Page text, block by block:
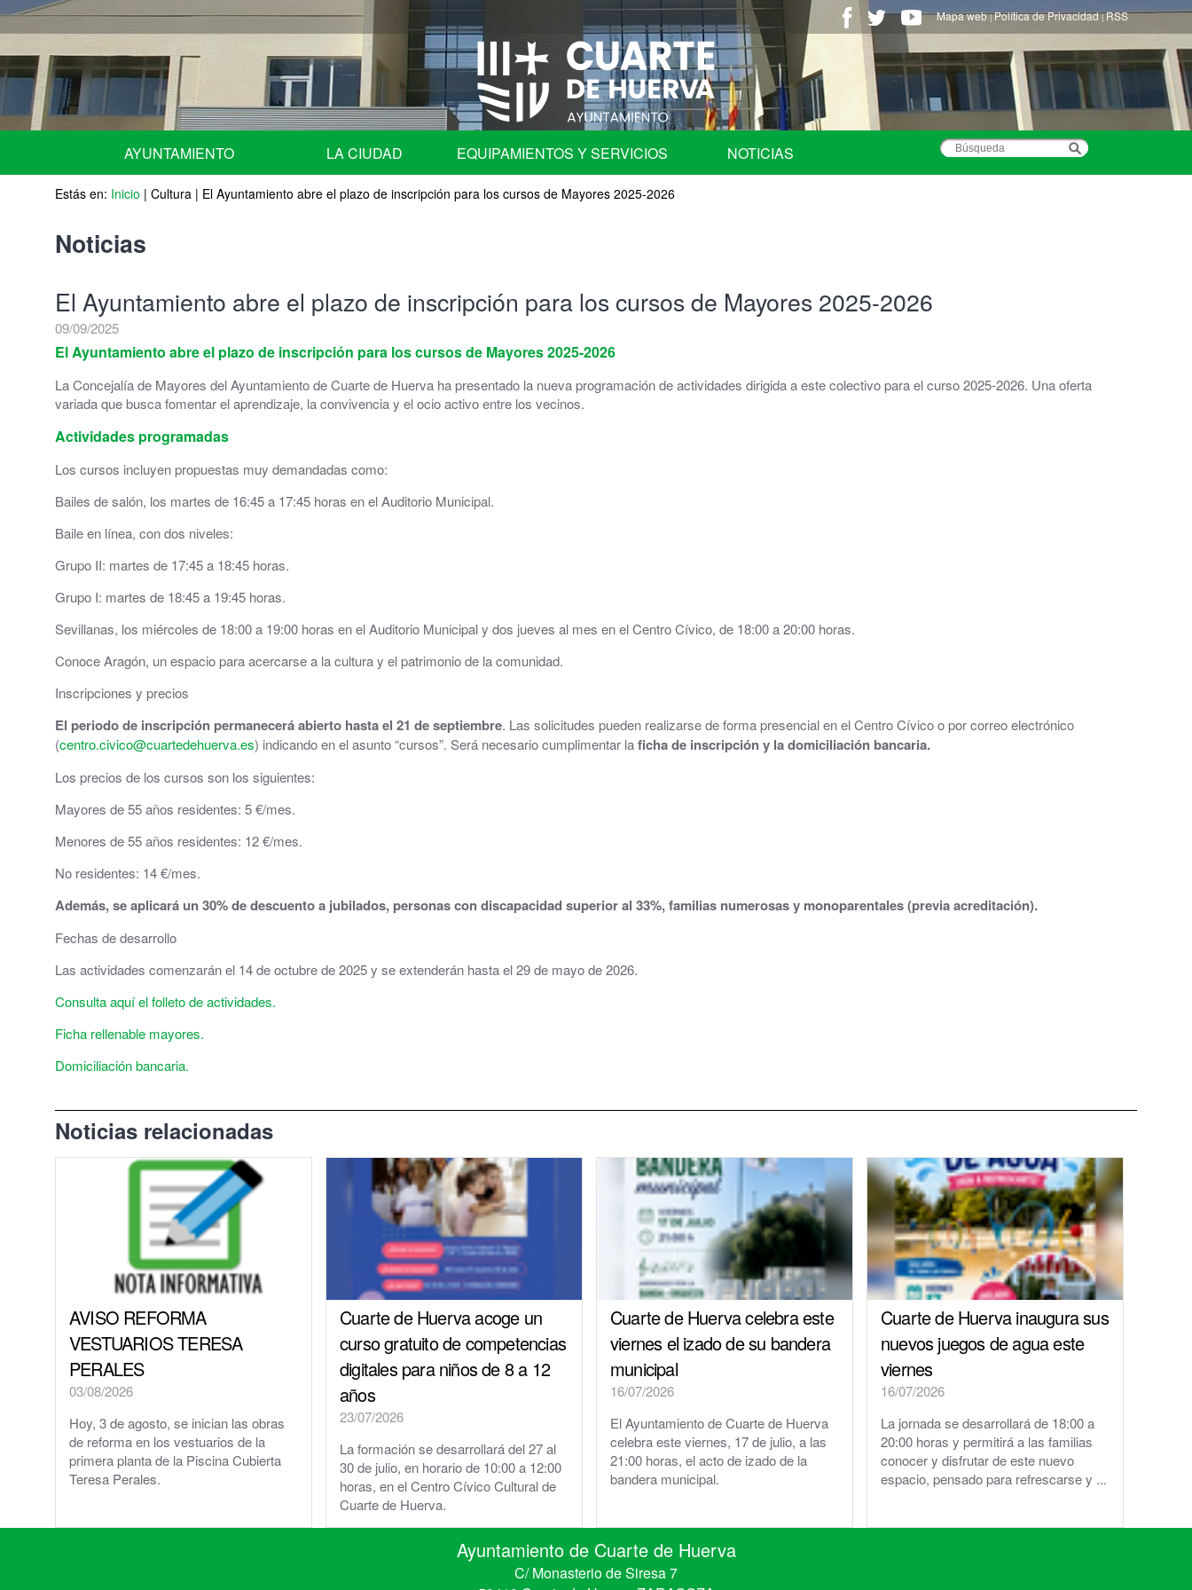
Mapa web|Política de Privacidad | RSS
AYUNTAMIENTO
URGENTE - NOTICIAS de ULTIMA HORA -
Equipo de Gobierno
Miembros de la Junta de Gobierno Local
Comisiones Informativas | Comisión Asesora | Comisión de Cuentas
Nombramiento de representantes de la corporación en órganos colegiados.
Grupos políticos
Plenos Municipales
PMUS - Plan de Movilidad Urbana Sostenible
Urbanismo
Linea Verde - Ayuntamiento de Cuarte de Huerva
Trámites y Servicios
Atención al Ciudadano
Ayuntamiento Online
112 ARAGÓN - ALERTAS
El Tiempo en Cuarte de Huerva
LA CIUDAD
Situación geográfica
Fiestas Patronales
Agenda
EQUIPAMIENTOS Y SERVICIOS
Programa de Fiestas
Centros Educativos de Cuarte de Huerva
Centro de Convivencia para Mayores
Cementerio Municipal
Club CdH
Depuradora, Potabilizadora y Depósitos de Agua
Directorio de empresas
Iglesia de Santa Cruz
Piscinas Municipales
Protección Civil · Agrupación de Voluntarios
NOTICIAS
Estás en: Inicio | Cultura | El Ayuntamiento abre el plazo de inscripción para los cursos de Mayores 2025-2026
Noticias
El Ayuntamiento abre el plazo de inscripción para los cursos de Mayores 2025-2026
09/09/2025
El Ayuntamiento abre el plazo de inscripción para los cursos de Mayores 2025-2026
La Concejalía de Mayores del Ayuntamiento de Cuarte de Huerva ha presentado la nueva programación de actividades dirigida a este colectivo para el curso 2025-2026. Una oferta
variada que busca fomentar el aprendizaje, la convivencia y el ocio activo entre los vecinos.
Actividades programadas
Los cursos incluyen propuestas muy demandadas como:
Bailes de salón, los martes de 16:45 a 17:45 horas en el Auditorio Municipal.
Baile en línea, con dos niveles:
Grupo II: martes de 17:45 a 18:45 horas.
Grupo I: martes de 18:45 a 19:45 horas.
Sevillanas, los miércoles de 18:00 a 19:00 horas en el Auditorio Municipal y dos jueves al mes en el Centro Cívico, de 18:00 a 20:00 horas.
Conoce Aragón, un espacio para acercarse a la cultura y el patrimonio de la comunidad.
Inscripciones y precios
El periodo de inscripción permanecerá abierto hasta el 21 de septiembre. Las solicitudes pueden realizarse de forma presencial en el Centro Cívico o por correo electrónico
(centro.civico@cuartedehuerva.es) indicando en el asunto “cursos”. Será necesario cumplimentar laficha de inscripción y la domiciliación bancaria.
Los precios de los cursos son los siguientes:
Mayores de 55 años residentes: 5 €/mes.
Menores de 55 años residentes: 12 €/mes.
No residentes: 14 €/mes.
Además, se aplicará un 30% de descuento a jubilados, personas con discapacidad superior al 33%, familias numerosas y monoparentales (previa acreditación).
Fechas de desarrollo
Las actividades comenzarán el 14 de octubre de 2025 y se extenderán hasta el 29 de mayo de 2026.
Consulta aquí el folleto de actividades.
Ficha rellenable mayores.
Domiciliación bancaria.
Noticias relacionadas
AVISO REFORMA
VESTUARIOS TERESA
PERALES
03/08/2026
Hoy, 3 de agosto, se inician las obras
de reforma en los vestuarios de la
primera planta de la Piscina Cubierta
Teresa Perales.
Cuarte de Huerva acoge un
curso gratuito de competencias
digitales para niños de 8 a 12
años
23/07/2026
La formación se desarrollará del 27 al
30 de julio, en horario de 10:00 a 12:00
horas, en el Centro Cívico Cultural de
Cuarte de Huerva.
Cuarte de Huerva celebra este
viernes el izado de su bandera
municipal
16/07/2026
El Ayuntamiento de Cuarte de Huerva
celebra este viernes, 17 de julio, a las
21:00 horas, el acto de izado de la
bandera municipal.
Cuarte de Huerva inaugura sus
nuevos juegos de agua este
viernes
16/07/2026
La jornada se desarrollará de 18:00 a
20:00 horas y permitirá a las familias
conocer y disfrutar de este nuevo
espacio, pensado para refrescarse y ...
Ayuntamiento de Cuarte de Huerva
C/ Monasterio de Siresa 7